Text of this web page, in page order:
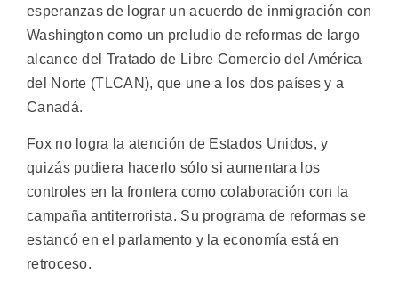
esperanzas de lograr un acuerdo de inmigración con
Washington como un preludio de reformas de largo
alcance del Tratado de Libre Comercio del América
del Norte (TLCAN), que une a los dos países y a
Canadá.
Fox no logra la atención de Estados Unidos, y
quizás pudiera hacerlo sólo si aumentara los
controles en la frontera como colaboración con la
campaña antiterrorista. Su programa de reformas se
estancó en el parlamento y la economía está en
retroceso.